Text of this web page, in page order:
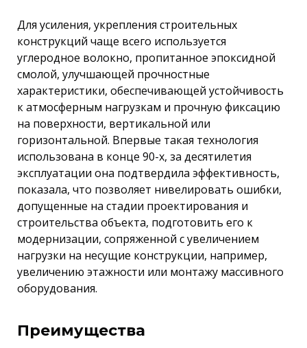
Для усиления, укрепления строительных
конструкций чаще всего используется
углеродное волокно, пропитанное эпоксидной
смолой, улучшающей прочностные
характеристики, обеспечивающей устойчивость
к атмосферным нагрузкам и прочную фиксацию
на поверхности, вертикальной или
горизонтальной. Впервые такая технология
использована в конце 90-х, за десятилетия
эксплуатации она подтвердила эффективность,
показала, что позволяет нивелировать ошибки,
допущенные на стадии проектирования и
строительства объекта, подготовить его к
модернизации, сопряженной с увеличением
нагрузки на несущие конструкции, например,
увеличению этажности или монтажу массивного
оборудования.
Преимущества